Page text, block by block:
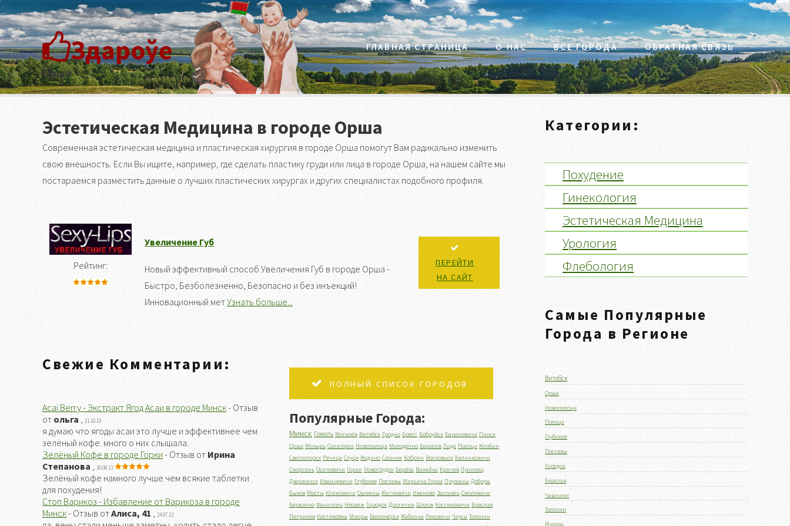
Здароўе
Орша
ГЛАВНАЯ СТРАНИЦА О НАС ВСЕ ГОРОДА ОБРАТНАЯ СВЯЗЬ
Эстетическая Медицина в городе Орша
Современная эстетическая медицина и пластическая хирургия в городе Орша помогут Вам радикально изменить
свою внешность. Если Вы ищите, например, где сделать пластику груди или лица в городе Орша, на нашем сайте мы
постараемся разместить данные о лучших пластических хирургах и других специалистах подобного профиля.
Рейтинг:
Увеличение Губ
Новый эффективный способ Увеличения Губ в городе Орша -
Быстро, Безболезненно, Безопасно и без инъекций!
Инновационный метУзнать больше...
ПЕРЕЙТИ
НА САЙТ
Свежие Комментарии:
Acai Berry - Экстракт Ягод Асаи в городе Минск- Отзыв
от ольга , 21.10.13
я думаю что ягоды асаи это лучше и эффективнее чем
зелёный кофе. много о них слышала.
Зелёный Кофе в городе Горки - Отзыв от Ирина
Степанова , 30.08.13
Зелёный кофе намного лучше чем всякие таблетки
для похудения!
Стоп Варикоз - Избавление от Варикоза в городе
Минск- Отзыв отАлиса, 41 , 24.07.13
ПОЛНЫЙ СПИСОК ГОРОДОВ
Популярные Города:
Минск Гомель Могилёв Витебск Гродно Брест Бобруйск Барановичи Пинск
Орша Мозырь Солигорск Новополоцк Молодечно Борисов Лида Полоцк Жлобин
Светлогорск Речица Слуцк Жодино Слоним Кобрин Волковыск Калинковичи
Сморгонь Осиповичи Горки Новогрудок Берёза Вилейка Кричев Лунинец
Дзержинск Иванцевичи Глубокое Поставы Марьина Горка Пружаны Добруш
Быхов Мосты Климовичи Ошмяны Житковичи Иваново Заславль Смолевичи
Березино Фаниполь Несвиж Городок Дрогичин Шклов Костюковичи Браслав
Петриков Костюковка Миоры Белоозёрск Жабинка Ляховичи Чаусы Толочин
Категории:
Похудение
Гинекология
Эстетическая Медицина
Урология
Флебология
Самые Популярные
Города в Регионе
Витебск
Орша
Новополоцк
Полоцк
Глубокое
Поставы
Городок
Браслав
Чашники
Толочин
Миоры